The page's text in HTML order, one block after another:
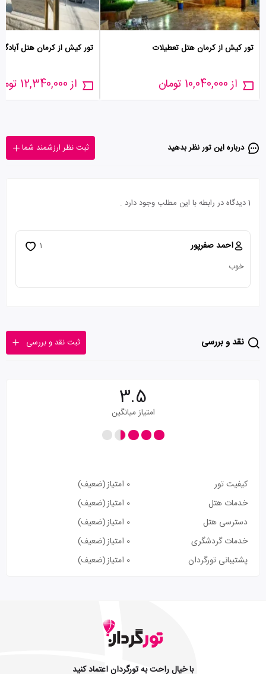
تور کیش از کرمان هتل تعطیلات
از 10,040,000 تومان
تور کیش از کرمان هتل
از 12,340,000 تومان
درباره این تور‌ نظر بدهید ثبت نظر ارزشمند شما
1 دیدگاه در رابطه با این مطلب وجود دارد .
احمد صفرپور
خوب
1
نقد و بررسی ثبت نقد و بررسی
3.5
امتیاز میانگین
کیفیت تور 0 امتیاز
(ضعیف)
خدمات هتل
0 امتیاز
(ضعیف)
دسترسی هتل
0 امتیاز
(ضعیف)
خدمات گردشگری
0 امتیاز
(ضعیف)
پشتیبانی تورگردان
0 امتیاز (ضعیف)
با خیال راحت به تورگردان اعتماد کنید